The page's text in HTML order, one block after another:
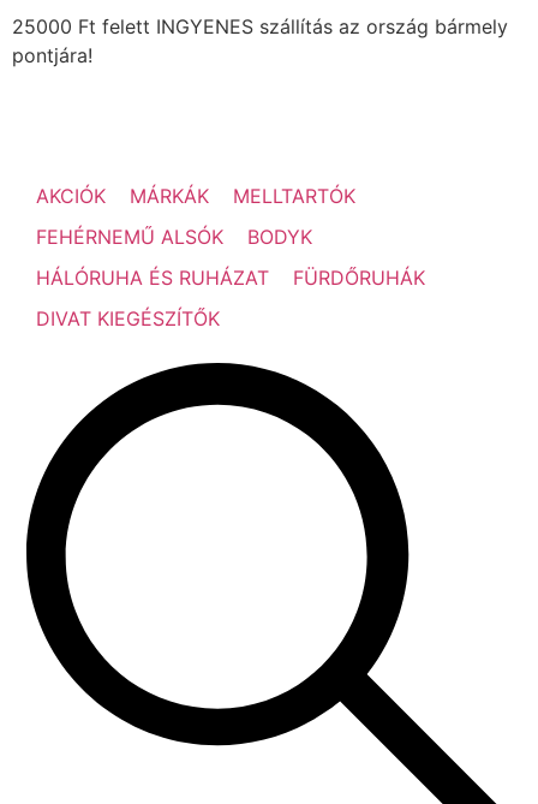
25000 Ft felett INGYENES szállítás az ország bármely
pontjára!
AKCIÓK MÁRKÁK
MELLTARTÓK
FEHÉRNEMŰ ALSÓK
BODYK
HÁLÓRUHA ÉS RUHÁZAT
FÜRDŐRUHÁK
DIVAT KIEGÉSZÍTŐK